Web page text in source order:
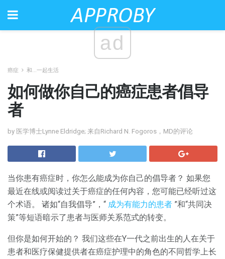
ad
癌症 和...一起生活
如何做你自己的癌症患者倡导
者
by 医学博士Lynne Eldridge; 来自Richard N. Fogoros，MD的评论
当你患有癌症时，你怎么能成为你自己的倡导者？ 如果您
最近在线或阅读过关于癌症的任何内容，您可能已经听过这
个术语。 诸如“自我倡导”，“ 成为有能力的患者 ”和“共同决
策”等短语暗示了患者与医师关系范式的转变。
但你是如何开始的？ 我们这些在Y一代之前出生的人在关于
患者和医疗保健提供者在癌症护理中的角色的不同哲学上长